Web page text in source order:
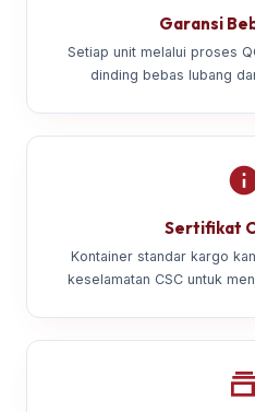
Garansi
Setiap unit melalui proses
dinding bebas lubang
Sertifikat
Kontainer standar kargo
keselamatan CSC untuk